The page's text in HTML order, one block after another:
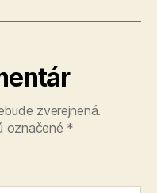
zverejnená.
označené *